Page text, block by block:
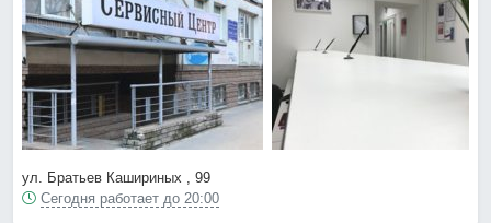
ул. Братьев Кашириных , 99
Сегодня работает до 20:00